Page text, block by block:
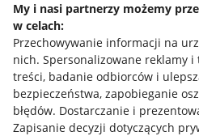
My i nasi partnerzy możemy
w celach:
Przechowywanie informacji na
nich. Spersonalizowane reklamy
treści, badanie odbiorców i
bezpieczeństwa, zapobieganie
błędów. Dostarczanie i
Zapisanie decyzji dotyczących
Allegro Gadane dla sprzedających
Allegro Gadane dla kupujących
Mapa miejscowości
Informacje prawne